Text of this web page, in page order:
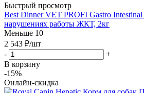
Быстрый просмотр
Best Dinner VET PROFI Gastro
нарушениях работы ЖКТ, 2кг
Меньше 10
2 543 ₽/шт
-
+
В корзину
-15%
Онлайн-скидка